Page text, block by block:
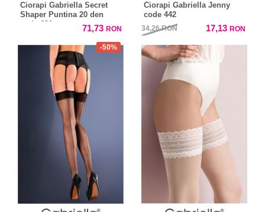
Ciorapi Gabriella Secret
Shaper Puntina 20 den
code 680
71,73 RON
Ciorapi Gabriella Jenny
code 442
34,26RON 17,13 RON
-50%